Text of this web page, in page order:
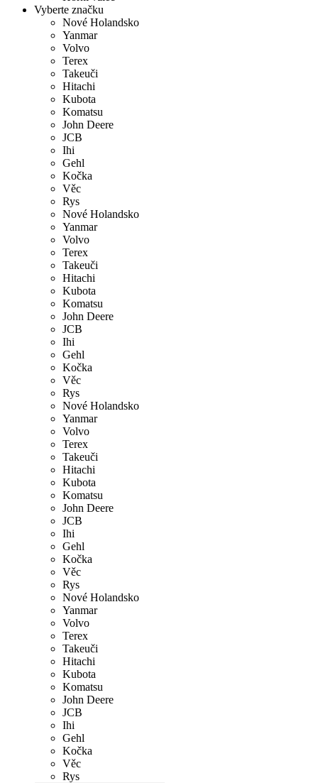
Vyberte značku
Nové Holandsko
Yanmar
Volvo
Terex
Takeuči
Hitachi
Kubota
Komatsu
John Deere
JCB
Ihi
Gehl
Kočka
Věc
Rys
Nové Holandsko
Yanmar
Volvo
Terex
Takeuči
Hitachi
Kubota
Komatsu
John Deere
JCB
Ihi
Gehl
Kočka
Věc
Rys
Nové Holandsko
Yanmar
Volvo
Terex
Takeuči
Hitachi
Kubota
Komatsu
John Deere
JCB
Ihi
Gehl
Kočka
Věc
Rys
Nové Holandsko
Yanmar
Volvo
Terex
Takeuči
Hitachi
Kubota
Komatsu
John Deere
JCB
Ihi
Gehl
Kočka
Věc
Rys